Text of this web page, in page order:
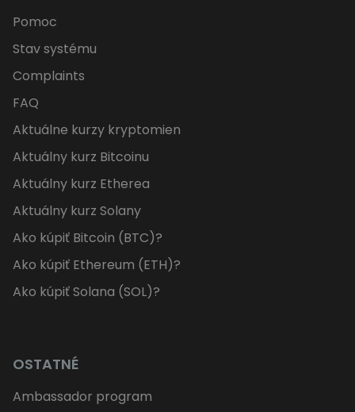
Pomoc
Stav systému
Complaints
FAQ
Aktuálne kurzy kryptomien
Aktuálny kurz Bitcoinu
Aktuálny kurz Etherea
Aktuálny kurz Solany
Ako kúpiť Bitcoin (BTC)?
Ako kúpiť Ethereum (ETH)?
Ako kúpiť Solana (SOL)?
OSTATNÉ
Ambassador program